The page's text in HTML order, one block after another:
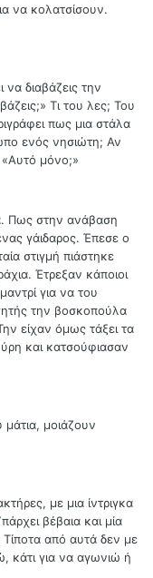
να κολατσίσουν.
διαβάζεις την
Τι του λες; Του
πως μια στάλα
ενός νησιώτη; Αν
«Αυτό μόνο;»
Πως στην ανάβαση
γάιδαρος. Έπεσε ο
στιγμή πιάστηκε
Έτρεξαν κάποιοι
για να του
την βοσκοπούλα
είχαν όμως τάξει τα
και κατσούφιασαν
μοιάζουν
με μια ίντριγκα
βέβαια και μία
από αυτά δεν με
κάτι για να αγωνιώ ή